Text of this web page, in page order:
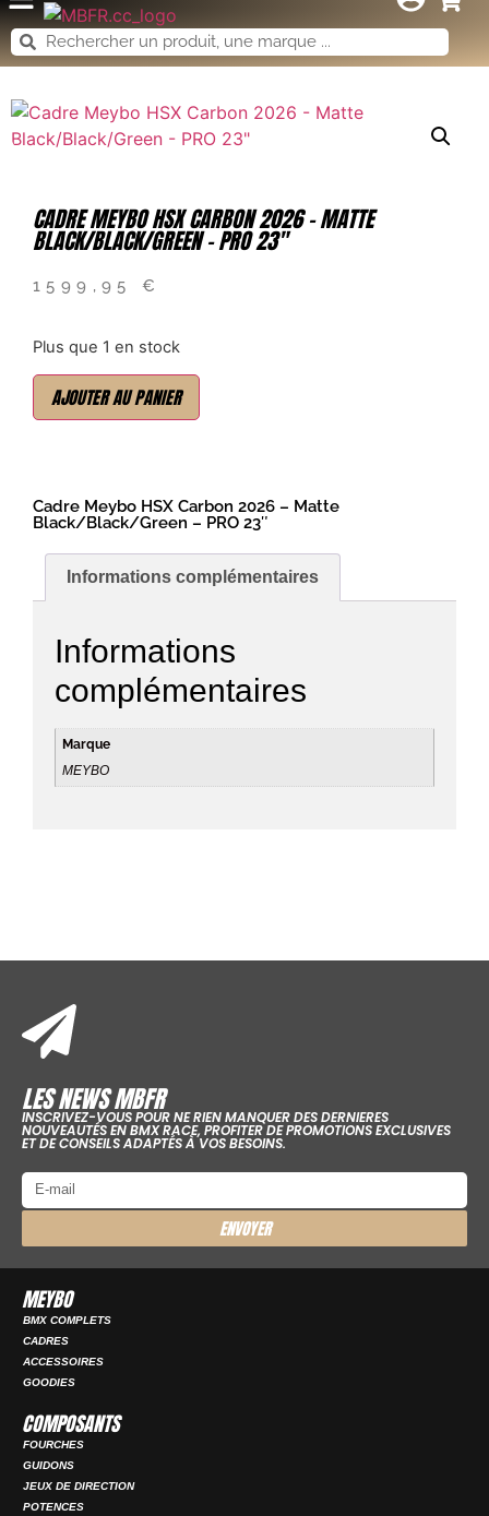
CADRE MEYBO HSX CARBON 2026 – MATTE
BLACK/BLACK/GREEN – PRO 23″
1599,95€
Plus que 1 en stock
AJOUTER AU PANIER
Cadre Meybo HSX Carbon 2026 – Matte
Black/Black/Green – PRO 23″
Informations complémentaires
Informations
complémentaires
Marque
MEYBO
LES NEWS MBFR
INSCRIVEZ-VOUS POUR NE RIEN MANQUER DES DERNIERES
NOUVEAUTÉS EN BMX RACE, PROFITER DE PROMOTIONS EXCLUSIVES
ET DE CONSEILS ADAPTÉS À VOS BESOINS.
ENVOYER
MEYBO
BMX COMPLETS
CADRES
ACCESSOIRES
GOODIES
COMPOSANTS
FOURCHES
GUIDONS
JEUX DE DIRECTION
POTENCES